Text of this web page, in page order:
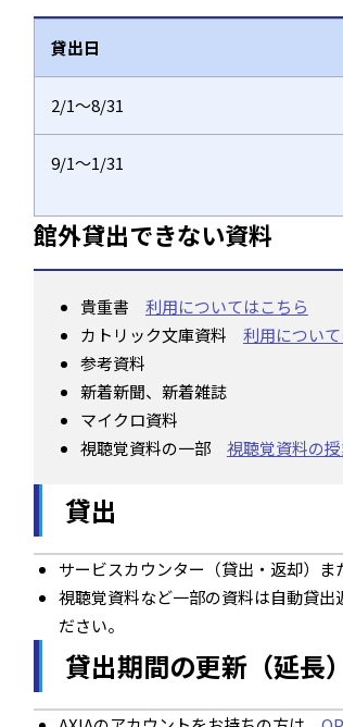
貸出日
2/1～8/31
9/1～1/31
館外貸出できない資料
貴重書 利用についてはこちら
カトリック文庫資料 利用につい
参考資料
新着新聞、新着雑誌
マイクロ資料
視聴覚資料の一部 視聴覚資料の
貸出
サービスカウンター（貸出・返却）ま
視聴覚資料など一部の資料は自動貸
ださい。
貸出期間の更新（延長）